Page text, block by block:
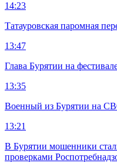
14:23
Татауровская паромная
13:47
Глава Бурятии на
13:35
Военный из Бурятии на
13:21
В Бурятии мошенники
проверками